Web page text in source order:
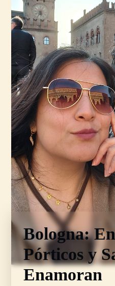
Bologna:
Pórticos y
Enamoran